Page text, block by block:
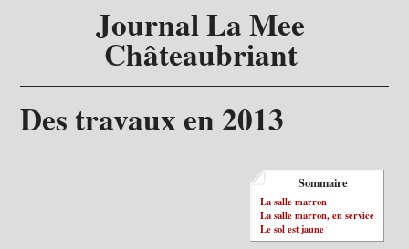
Journal La Mee
Châteaubriant
Des travaux en 2013
Sommaire
La salle marron
La salle marron, en service
Le sol est jaune